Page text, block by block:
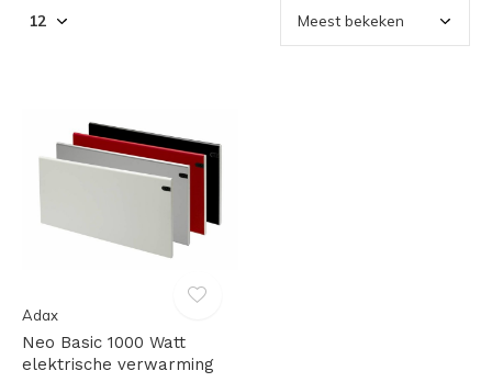
Adax
Neo Basic 1000 Watt
elektrische verwarming